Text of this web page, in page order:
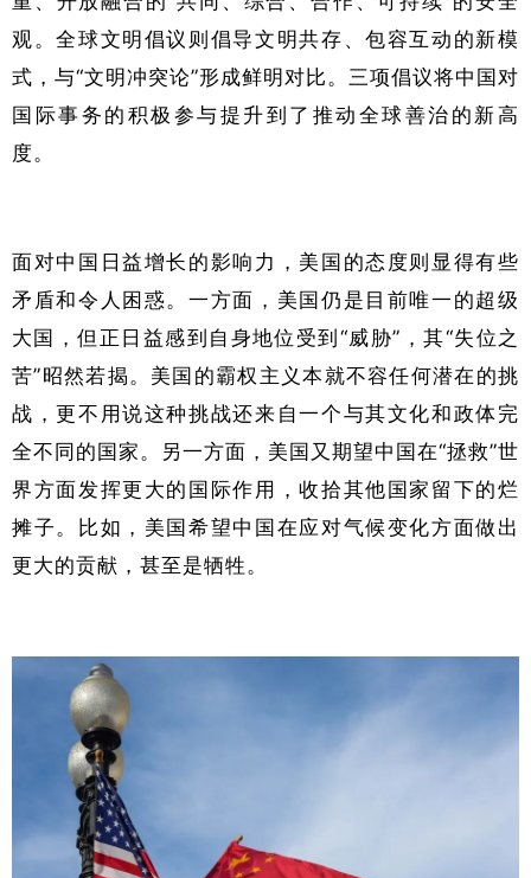
观。全球文明倡议则倡导文明共存、包容互动的新模
式，与“文明冲突论”形成鲜明对比。三项倡议将中国对
国际事务的积极参与提升到了推动全球善治的新高
度。
面对中国日益增长的影响力，美国的态度则显得有些
矛盾和令人困惑。一方面，美国仍是目前唯一的超级
大国，但正日益感到自身地位受到“威胁”，其“失位之
苦”昭然若揭。美国的霸权主义本就不容任何潜在的挑
战，更不用说这种挑战还来自一个与其文化和政体完
全不同的国家。另一方面，美国又期望中国在“拯救”世
界方面发挥更大的国际作用，收拾其他国家留下的烂
摊子。比如，美国希望中国在应对气候变化方面做出
更大的贡献，甚至是牺牲。